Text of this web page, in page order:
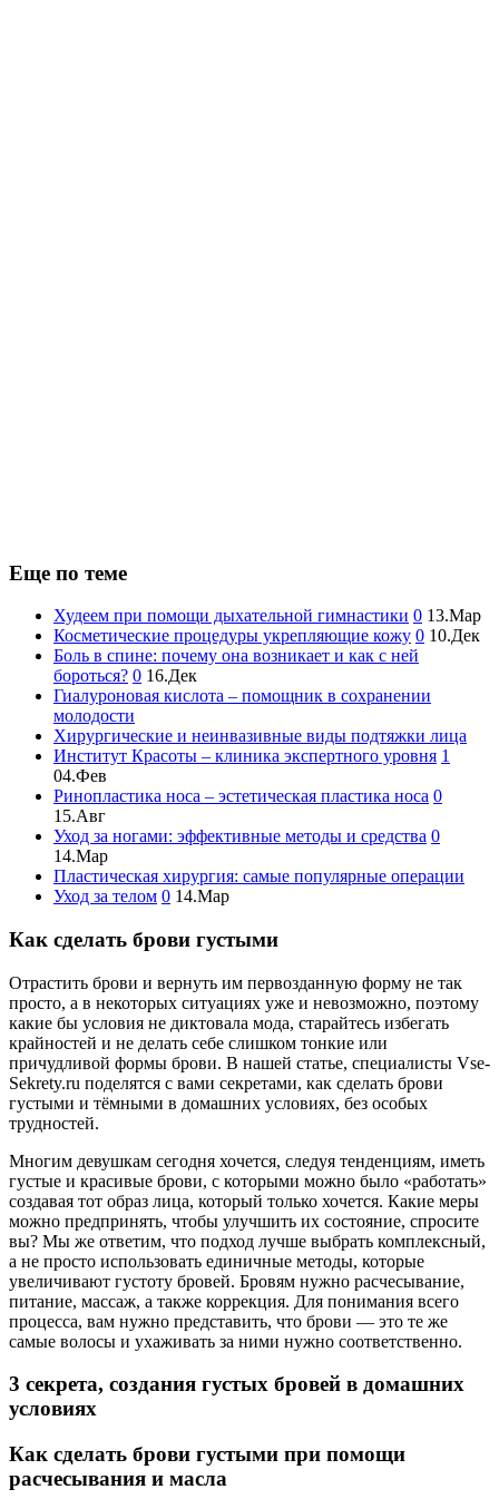
Еще по теме
Худеем при помощи дыхательной гимнастики 0 13.Мар
Косметические процедуры укрепляющие кожу 0 10.Дек
Боль в спине: почему она возникает и как с ней
бороться? 0 16.Дек
Гиалуроновая кислота – помощник в сохранении
молодости
Хирургические и неинвазивные виды подтяжки лица
Институт Красоты – клиника экспертного уровня 1
04.Фев
Ринопластика носа – эстетическая пластика носа 0
15.Авг
Уход за ногами: эффективные методы и средства 0
14.Мар
Пластическая хирургия: самые популярные операции
Уход за телом 0 14.Мар
Как сделать брови густыми
Отрастить брови и вернуть им первозданную форму не так
просто, а в некоторых ситуациях уже и невозможно, поэтому
какие бы условия не диктовала мода, старайтесь избегать
крайностей и не делать себе слишком тонкие или
причудливой формы брови. В нашей статье, специалисты Vse-
Sekrety.ru поделятся с вами секретами, как сделать брови
густыми и тёмными в домашних условиях, без особых
трудностей.
Многим девушкам сегодня хочется, следуя тенденциям, иметь
густые и красивые брови, с которыми можно было «работать»
создавая тот образ лица, который только хочется. Какие меры
можно предпринять, чтобы улучшить их состояние, спросите
вы? Мы же ответим, что подход лучше выбрать комплексный,
а не просто использовать единичные методы, которые
увеличивают густоту бровей. Бровям нужно расчесывание,
питание, массаж, а также коррекция. Для понимания всего
процесса, вам нужно представить, что брови — это те же
самые волосы и ухаживать за ними нужно соответственно.
3 секрета, создания густых бровей в домашних
условиях
Как сделать брови густыми при помощи
расчесывания и масла